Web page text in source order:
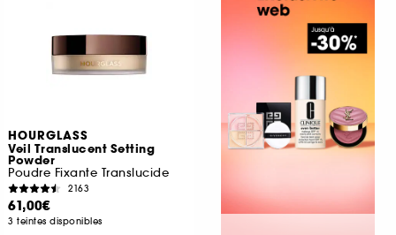
HOURGLASS
Veil Translucent Setting
Powder
Poudre Fixante Translucide
2163
61,00€
3 teintes disponibles